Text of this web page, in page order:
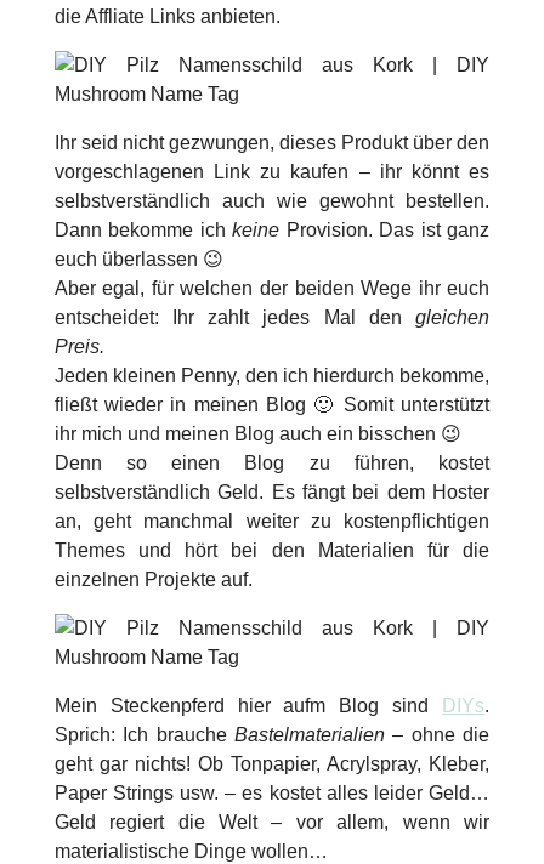
die Affliate Links anbieten.
Ihr seid nicht gezwungen, dieses Produkt über den
vorgeschlagenen Link zu kaufen – ihr könnt es
selbstverständlich auch wie gewohnt bestellen.
Dann bekomme ichkeine Provision. Das ist ganz
euch überlassen 😉
Aber egal, für welchen der beiden Wege ihr euch
entscheidet: Ihr zahlt jedes Mal dengleichen
Preis.
Jeden kleinen Penny, den ich hierdurch bekomme,
fließt wieder in meinen Blog 🙂 Somit unterstützt
ihr mich und meinen Blog auch ein bisschen 😉
Denn so einen Blog zu führen, kostet
selbstverständlich Geld. Es fängt bei dem Hoster
an, geht manchmal weiter zu kostenpflichtigen
Themes und hört bei den Materialien für die
einzelnen Projekte auf.
Mein Steckenpferd hier aufm Blog sind DIYs.
Sprich: Ich brauche Bastelmaterialien – ohne die
geht gar nichts! Ob Tonpapier, Acrylspray, Kleber,
Paper Strings usw. – es kostet alles leider Geld…
Geld regiert die Welt – vor allem, wenn wir
materialistische Dinge wollen…